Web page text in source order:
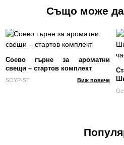
Също може да
Соево гърне за ароматни
свещи – стартов комплект
SOYP-ST Виж повече